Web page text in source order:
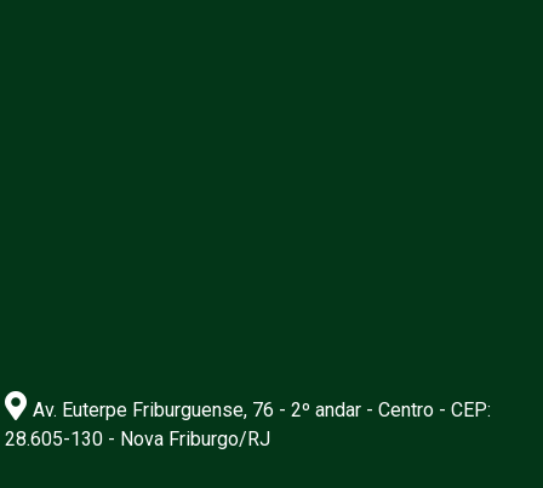
Av. Euterpe Friburguense, 76 - 2º andar - Centro - CEP:
28.605-130 - Nova Friburgo/RJ